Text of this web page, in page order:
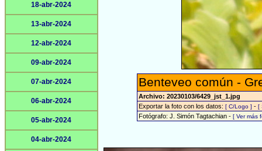
18-abr-2024
13-abr-2024
12-abr-2024
09-abr-2024
07-abr-2024
06-abr-2024
05-abr-2024
04-abr-2024
Benteveo común -
Archivo: 20230103/6429_jst_1.jpg
Exportar la foto con los datos: [ C/Logo ] - [
Fotógrafo: J. Simón Tagtachian - [ Ver más